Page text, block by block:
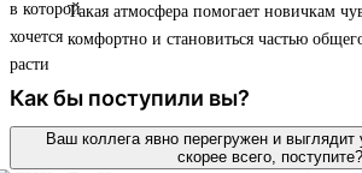
Такая атмосфера помогает новичкам
комфортно и становиться частью
Как бы поступили вы?
Ваш коллега явно перегружен и выглядит
скорее всего, поступите?